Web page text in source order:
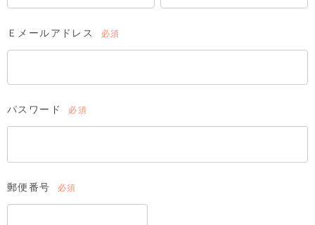
Ｅメールアドレス
須)
パスワード
須)
郵便番号
須)